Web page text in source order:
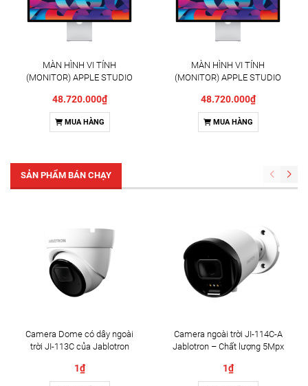
MÀN HÌNH VI TÍNH
(MONITOR) APPLE STUDIO
TEXTURED/VESA MOUNT
ADAPTER/27INCH/A3350(MF
F24SA/A)
48.720.000₫
MUA HÀNG
MÀN HÌNH VI TÍNH
(MONITOR) APPLE STUDIO
TEXTURED/TILT
ADJUSTABLE
STAND/27INCH/A3350(MFF1
48.720.000₫
MUA HÀNG
SẢN PHẨM BÁN CHẠY
Camera Dome có dây ngoài
trời JI-113C của Jablotron
1₫
Camera ngoài trời JI-114C-A
Jablotron – Chất lượng 5Mpx
1₫